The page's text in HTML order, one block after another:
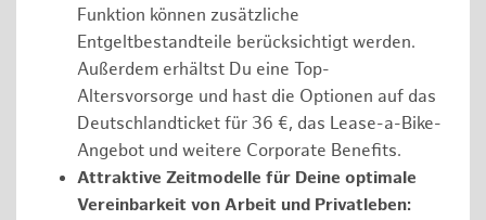
Funktion können zusätzliche
Entgeltbestandteile berücksichtigt werden.
Außerdem erhältst Du eine Top-
Altersvorsorge und hast die Optionen auf das
Deutschlandticket für 36 €, das Lease-a-Bike-
Angebot und weitere Corporate Benefits.
Attraktive Zeitmodelle für Deine optimale
Vereinbarkeit von Arbeit und Privatleben: